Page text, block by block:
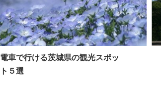
電車で行ける茨城県の観光スポッ
ト５選